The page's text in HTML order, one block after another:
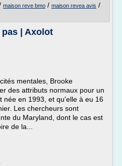
maison reve bmo / maison revea avis /
| Axolot
mentales, Brooke
des attributs normaux pour un
née en 1993, et qu'elle à eu 16
Les chercheurs sont
du Maryland, dont le cas est
de la...